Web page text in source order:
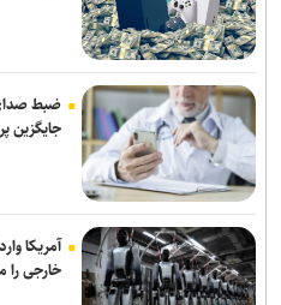
همکاری تهران و بغداد برای خدمت به
گفت‌وگوی تلفنی وزرای امور خارجه ایران
وزارت خارجه یمن: تشدید تنش از سوی
می‌شود
ضبط
جایگزین
آمریکا
خارجی را